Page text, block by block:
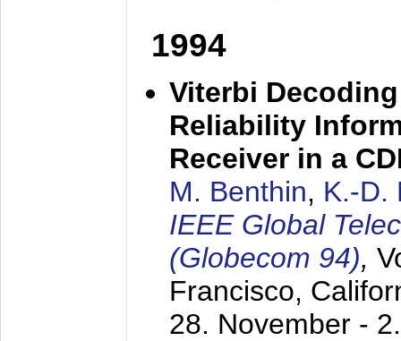
1994
Viterbi
Reliability
Receiver in a
M. Benthin, K.-D.
IEEE Global
(Globecom 94),
Francisco,
28. November -